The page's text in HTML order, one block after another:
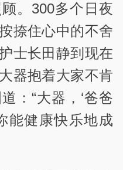
。300多个日夜
捺住心中的不舍
士长田静到现在
器抱着大家不肯
：“大器，‘爸爸
能健康快乐地成